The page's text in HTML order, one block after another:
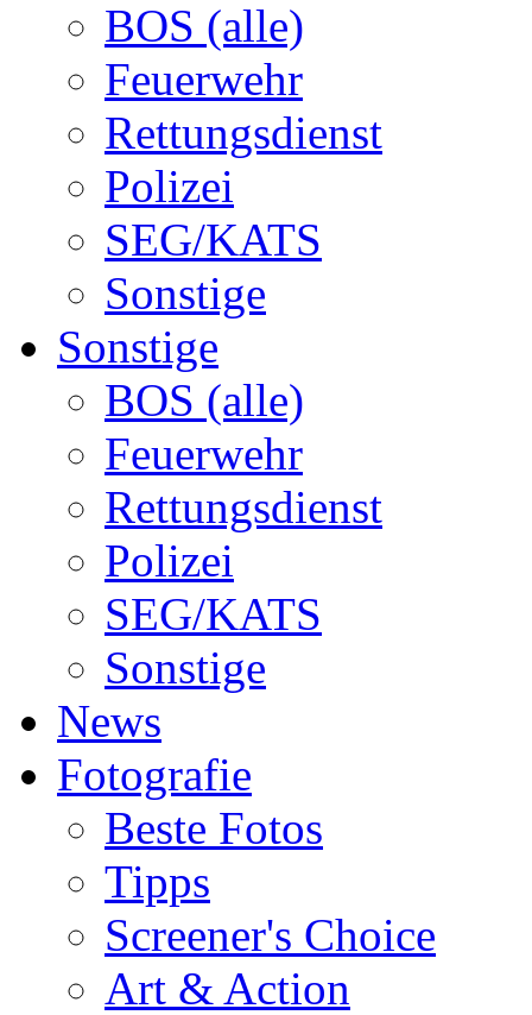
BOS (alle)
Feuerwehr
Rettungsdienst
Polizei
SEG/KATS
Sonstige
Sonstige
BOS (alle)
Feuerwehr
Rettungsdienst
Polizei
SEG/KATS
Sonstige
News
Fotografie
Beste Fotos
Tipps
Screener's Choice
Art & Action